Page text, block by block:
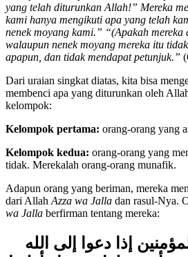
Artinya:“Dan apabila dikatakan
yang telah diturunkan Allah!” Mereka
kami hanya mengikuti apa yang telah
nenek moyang kami.” “(Apakah mereka
walaupun nenek moyang mereka itu
Dari uraian singkat diatas, kita bisa
membenci apa yang diturunkan oleh Allah
Kelompok kedua:orang-orang yang
Adapun orang yang beriman, mereka
dari AllahAzza wa Jalladan rasul-Nya.